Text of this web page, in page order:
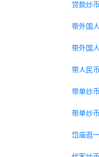
贷款炒
带外国
带外国
带人民
带单炒
带单炒
岱庙逛